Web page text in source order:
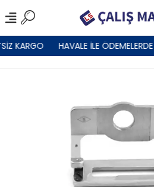
KARGO HAVALE İLE